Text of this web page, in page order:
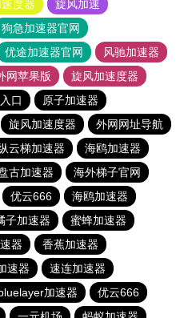
度器
旋风加速
狗急加速器官网
优途加速器官网
风驰加速器
网苹果版
旋风加速度器
口
原子加速器
旋风加速度器
外网网址导航
云梯加速器
海鸥加速器
古加速器
海外梯子官网
优云666
海鸥加速器
子加速器
蜜蜂加速器
器
香蕉加速器
速器
速连加速器
加速器
优云666